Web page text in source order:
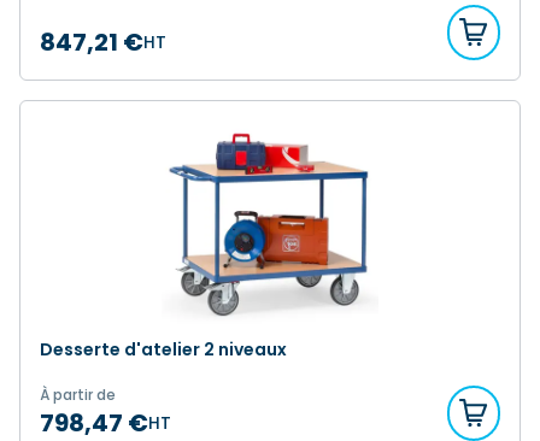
847,21 €HT
Desserte d'atelier 2 niveaux
À partir de
798,47 €HT